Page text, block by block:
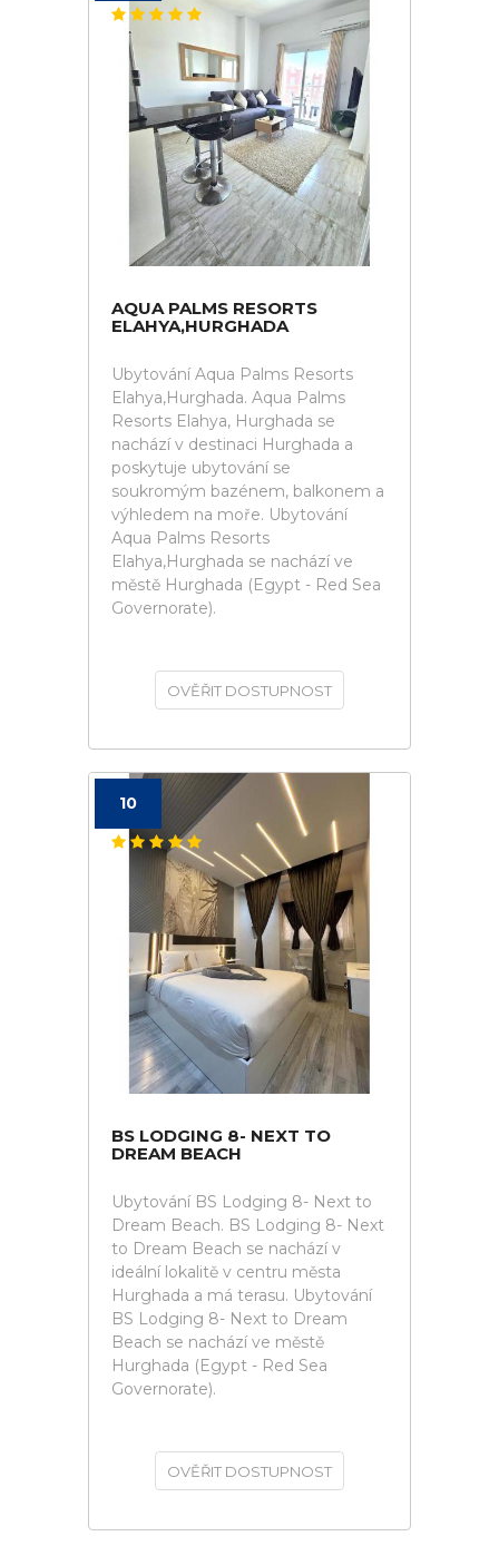
AQUA PALMS RESORTS
ELAHYA,HURGHADA
Ubytování Aqua Palms Resorts
Elahya,Hurghada. Aqua Palms
Resorts Elahya, Hurghada se
nachází v destinaci Hurghada a
poskytuje ubytování se
soukromým bazénem, balkonem a
výhledem na moře. Ubytování
Aqua Palms Resorts
Elahya,Hurghada se nachází ve
městě Hurghada (Egypt - Red Sea
Governorate).
OVĚŘIT DOSTUPNOST
10
BS LODGING 8- NEXT TO
DREAM BEACH
Ubytování BS Lodging 8- Next to
Dream Beach. BS Lodging 8- Next
to Dream Beach se nachází v
ideální lokalitě v centru města
Hurghada a má terasu. Ubytování
BS Lodging 8- Next to Dream
Beach se nachází ve městě
Hurghada (Egypt - Red Sea
Governorate).
OVĚŘIT DOSTUPNOST